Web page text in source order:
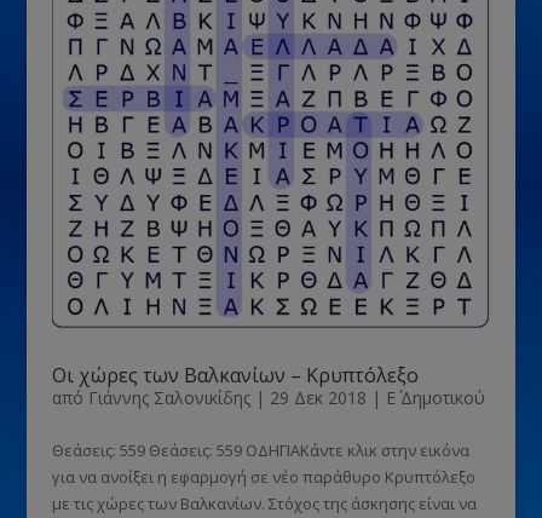
Οι χώρες των Βαλκανίων – Κρυπτόλεξο
από Γιάννης Σαλονικίδης| 29 Δεκ 2018 | Ε΄ Δημοτικού
Θεάσεις: 559 Θεάσεις: 559 ΟΔΗΓΙΑΚάντε κλικ στην εικόνα
για να ανοίξει η εφαρμογή σε νέο παράθυρο Κρυπτόλεξο
με τις χώρες των Βαλκανίων. Στόχος της άσκησης είναι να